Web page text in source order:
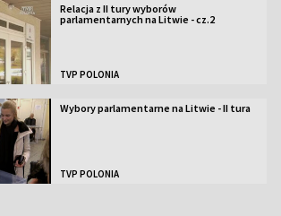
Relacja z II tury wyborów
parlamentarnych na Litwie - cz.2
TVP POLONIA
Wybory parlamentarne na Litwie - II tura
TVP POLONIA